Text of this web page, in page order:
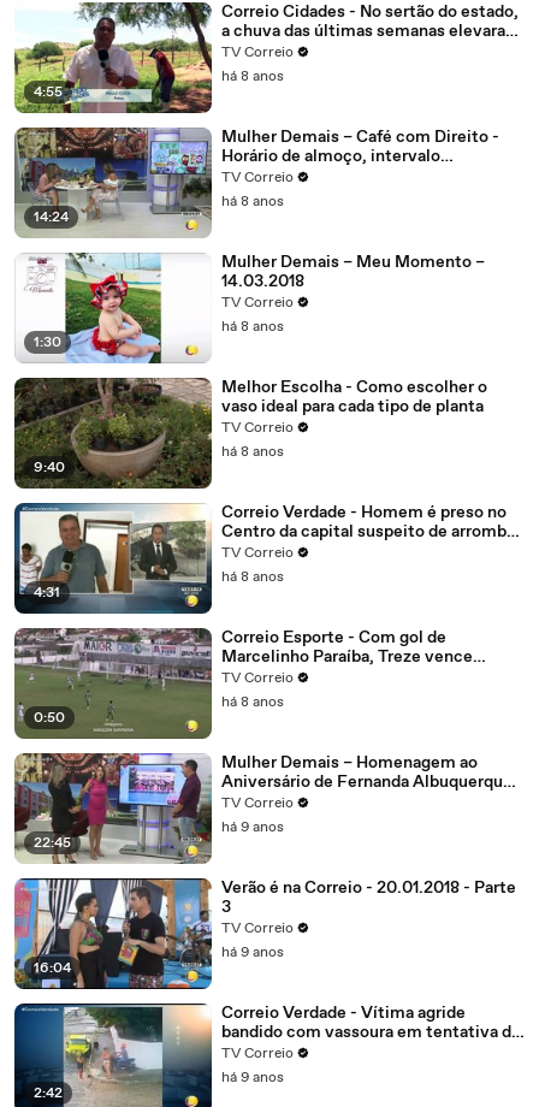
4:55
Correio Cidades - No sertão do estado,
a chuva das últimas semanas elevaram
o nível dos reservatórios na região de
Patos.
TV Correio
há 8 anos
14:24
Mulher Demais – Café com Direito -
Horário de almoço, intervalo
interjornada tudo isso é direito do
trabalhador, mas com algumas regras
TV Correio
há 8 anos
1:30
Mulher Demais – Meu Momento –
14.03.2018
TV Correio
há 8 anos
9:40
Melhor Escolha - Como escolher o
vaso ideal para cada tipo de planta
TV Correio
há 8 anos
4:31
Correio Verdade - Homem é preso no
Centro da capital suspeito de arrombar
uma casa
TV Correio
há 8 anos
0:50
Correio Esporte - Com gol de
Marcelinho Paraíba, Treze vence
Nacional de Patos, alivia a crise e abre
vantagem na liderança do grupo B
TV Correio
há 8 anos
22:45
Mulher Demais – Homenagem ao
Aniversário de Fernanda Albuquerque.
Parte 4
TV Correio
há 9 anos
16:04
Verão é na Correio - 20.01.2018 - Parte
3
TV Correio
há 9 anos
2:42
Correio Verdade - Vítima agride
bandido com vassoura em tentativa de
assalto no bairro dos Estados
TV Correio
há 9 anos